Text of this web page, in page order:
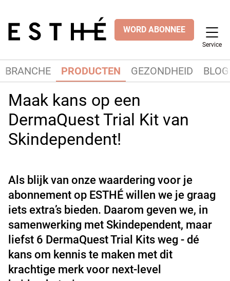
WORD ABONNEE
Service
BRANCHE PRODUCTEN GEZONDHEID
Maak kans op een
DermaQuest Trial Kit van
Skindependent!
Als blijk van onze waardering voor je
abonnement op ESTHÉ willen we je graag
iets extra’s bieden. Daarom geven we, in
samenwerking met Skindependent, maar
liefst 6 DermaQuest Trial Kits weg - dé
kans om kennis te maken met dit
krachtige merk voor next-level